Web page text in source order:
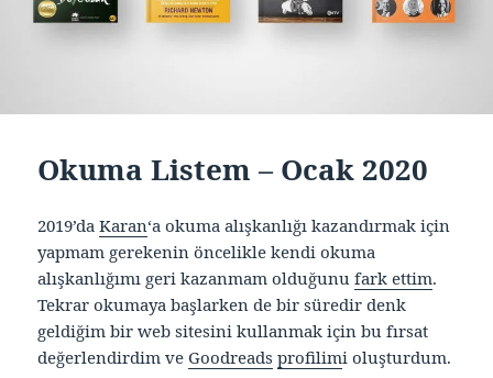
Okuma Listem – Ocak 2020
2019’daKaran‘a okuma alışkanlığı kazandırmak için
yapmam gerekenin öncelikle kendi okuma
alışkanlığımı geri kazanmam olduğunufark ettim.
Tekrar okumaya başlarken de bir süredir denk
geldiğim bir web sitesini kullanmak için bu fırsat
değerlendirdim ve Goodreads profilimi oluşturdum.